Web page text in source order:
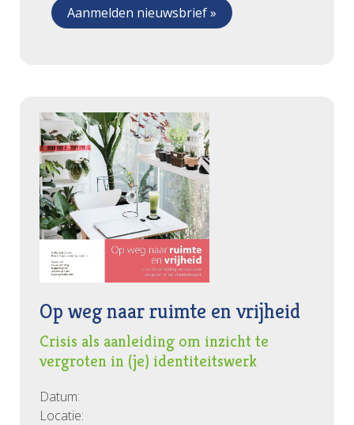
Op weg naar ruimte en vrijheid
Crisis als aanleiding om inzicht te
vergroten in (je) identiteitswerk
Datum:
Locatie: